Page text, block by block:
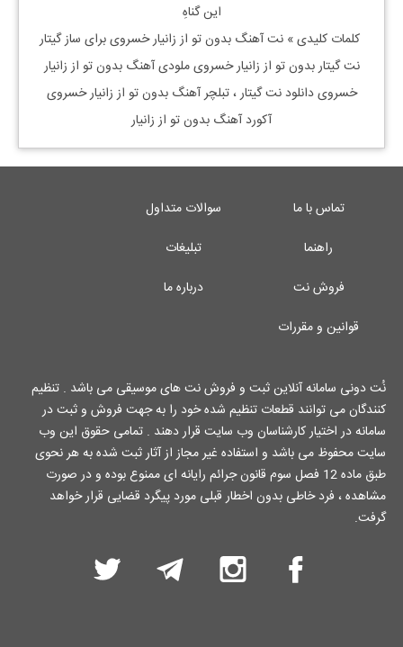
این گناهِ
کلمات کلیدی » نت آهنگ بدون تو از زانیار خسروی برای ساز گیتار
نت گیتار بدون تو از زانیار خسروی ملودی آهنگ بدون تو از زانیار
خسروی دانلود نت گیتار ، تبلچر آهنگ بدون تو از زانیار خسروی
آکورد آهنگ بدون تو از زانیار
تماس با ما
سوالات متداول
راهنما
تبلیغات
فروش نت
درباره ما
قوانین و مقررات
نُت دونی سامانه آنلاین ثبت و فروش نت های موسیقی می باشد . تنظیم
کنندگان می توانند قطعات تنظیم شده خود را به جهت فروش و ثبت در
سامانه در اختیار کارشناسان وب سایت قرار دهند . تمامی حقوق این وب
سایت محفوظ می باشد و استفاده غیر مجاز از آثار ثبت شده به هر نحوی
طبق ماده 12 فصل سوم قانون جرائم رایانه ای ممنوع بوده و در صورت
مشاهده ، فرد خاطی بدون اخطار قبلی مورد پیگرد قضایی قرار خواهد
گرفت.